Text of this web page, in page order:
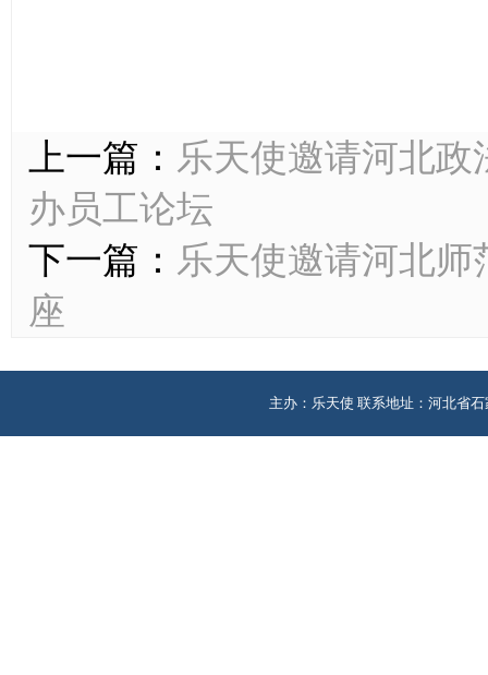
上一篇： 乐天使邀请河北
办员工论坛
下一篇： 乐天使邀请河北
座
主办：乐天使 联系地址：河北省